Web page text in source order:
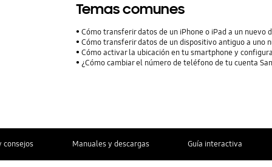
Temas comunes
Cómo transferir datos de un iPhone o iPad a un nuevo
Cómo transferir datos de un dispositivo antiguo a uno
Cómo activar la ubicación en tu smartphone y
¿Cómo cambiar el número de teléfono de tu cuenta
consejos Manuales y descargas Guía interactiva